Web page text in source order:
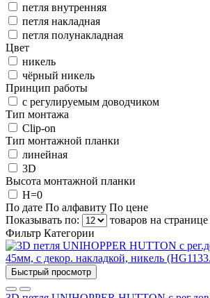
петля внутренняя
петля накладная
петля полунакладная
Цвет
никель
чёрный никель
Принцип работы
с регулируемым доводчиком
Тип монтажа
Clip-on
Тип монтажной планки
линейная
3D
Высота монтажной планки
H=0
По дате По алфавиту По цене
Показывать по:
товаров на странице
Фильтр Категории
Быстрый просмотр